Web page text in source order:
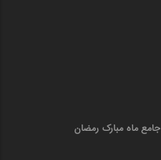
ماه مبارک رمضان